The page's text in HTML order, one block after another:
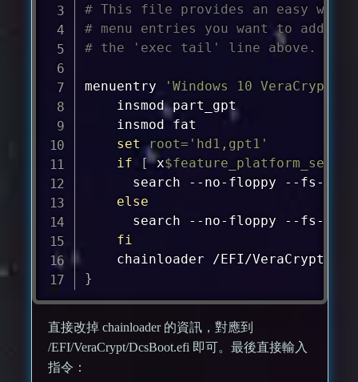
# This file provides an easy way
# menu entries you want to add
# the 'exec tail' line above.
menuentry
'Windows 10 VeraCrypt
set
root= 'hd1,gpt1'
if
[ x
search --no-floppy --fs-
else
search --no-floppy --fs-
fi
}
直接改掉 chainloader 的資訊，對應到
/EFI/VeraCrypt/DcsBoot.efi 即可。最後直接輸入
指令：